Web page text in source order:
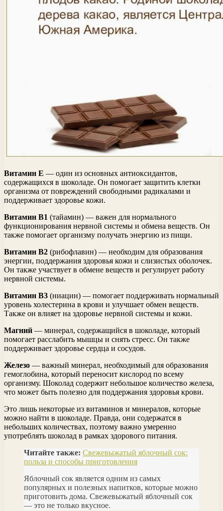
Витамин Е — один из основных антиоксидантов,
содержащихся в шоколаде. Он помогает защитить клетки
организма от повреждений свободными радикалами и
поддерживает здоровье кожи.
Витамин В1 (тайамин) — важен для нормального
функционирования нервной системы и обмена веществ. Он
также помогает организму получать энергию из пищи.
Витамин В2 (рибофлавин) — необходим для образования
энергии, поддержания здоровья кожи и слизистых оболочек.
Он также участвует в обмене веществ и регулирует работу
нервной системы.
Витамин В3 (ниацин) — помогает поддерживать нормальный
уровень холестерина в крови и улучшает обмен веществ.
Также он влияет на здоровье нервной системы и кожи.
Магний — минерал, содержащийся в шоколаде, который
помогает расслабить мышцы и снять стресс. Он также
поддерживает здоровье сердца и сосудов.
Железо — важный минерал, необходимый для образования
гемоглобина, который переносит кислород по всему
организму. Шоколад содержит небольшое количество железа,
что может быть полезно для поддержания здоровья крови.
Это лишь некоторые из витаминов и минералов, которые
можно найти в шоколаде. Правда, они содержатся в
небольших количествах, поэтому важно умеренно
употреблять шоколад в рамках здорового питания.
Читайте также: Свежевыжатый яблочный сок:
польза и способы приготовления
Яблочный сок является одним из самых
популярных и полезных напитков, которые можно
приготовить дома. Свежевыжатый яблочный сок
— это не только вкусное.